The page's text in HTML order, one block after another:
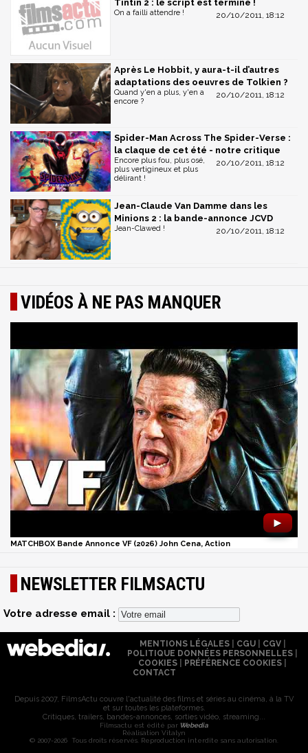
Tintin 2 : le script est terminé !
20/10/2011, 18:12
On a failli attendre !
Après Le Hobbit, y aura-t-il d’autres
adaptations des oeuvres de Tolkien ?
20/10/2011, 18:12
Quand y'en a plus, y'en a
encore ?
Spider-Man Across The Spider-Verse :
la claque de cet été - notre critique
20/10/2011, 18:12
Encore plus fou, plus osé,
plus vertigineux et plus
délirant !
Jean-Claude Van Damme dans les
Minions 2 : la bande-annonce JCVD
20/10/2011, 18:12
Jean-Clawed !
VIDÉOS À NE PAS MANQUER
►
MATCHBOX Bande Annonce VF (2026) John Cena, Action
NEWSLETTER FILMSACTU
Votre adresse email :
MENTIONS LÉGALES| CGU| CGV|
POLITIQUE DONNÉES PERSONNELLES
COOKIES
PRÉFÉRENCE COOKIES
CONTACT
Depuis 2007, FilmsActu couvre l'actualité des films et séries au cinéma, à la TV
et sur toutes les plateformes.
Critiques, trailers, bandes-annonces, sorties vidéo, streaming...
Filmsactu est édité par Webedia
Réalisation Vitalyn
© 2007-2026 Tous droits réservés. Reproduction interdite sans autorisation.